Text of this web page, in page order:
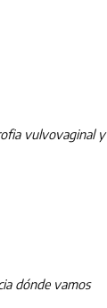
vulvovaginal
dónde vamos